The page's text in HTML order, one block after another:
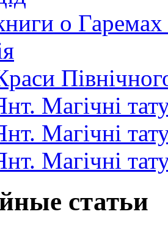
о
Магічні
Магічні
Магічні
статьи